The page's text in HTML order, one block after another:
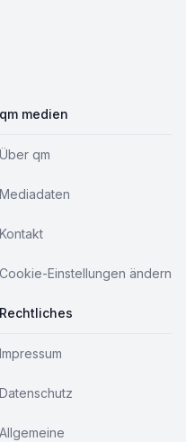
qm medien
Über qm
Mediadaten
Kontakt
Cookie-Einstellungen ändern
Rechtliches
Impressum
Datenschutz
Allgemeine